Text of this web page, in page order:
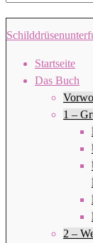
Startseite
Das Buch
1 –
2 –